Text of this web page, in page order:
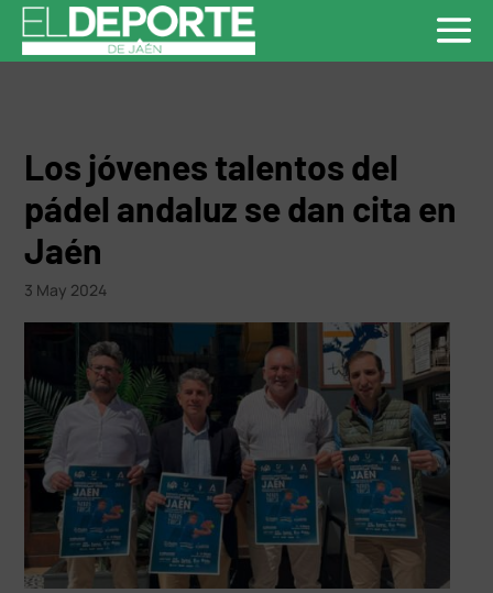
Los jóvenes talentos del
pádel andaluz se dan cita en
Jaén
3 May 2024